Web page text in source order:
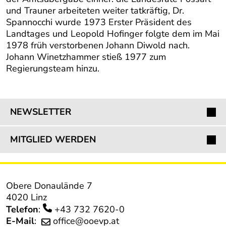
und Trauner arbeiteten weiter tatkräftig, Dr.
Spannocchi wurde 1973 Erster Präsident des
Landtages und Leopold Hofinger folgte dem im Mai
1978 früh verstorbenen Johann Diwold nach.
Johann Winetzhammer stieß 1977 zum
Regierungsteam hinzu.
NEWSLETTER
MITGLIED WERDEN
Obere Donaulände 7
4020 Linz
Telefon:
+43 732 7620-0
E-Mail:
office@ooevp.at